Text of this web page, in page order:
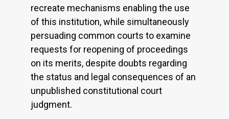
recreate mechanisms enabling the use
of this institution, while simultaneously
persuading common courts to examine
requests for reopening of proceedings
on its merits, despite doubts regarding
the status and legal consequences of an
unpublished constitutional court
judgment.